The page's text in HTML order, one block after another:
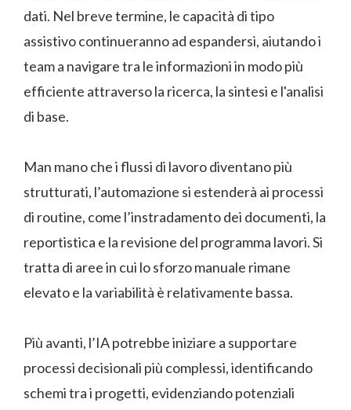
dati. Nel breve termine, le capacità di tipo
assistivo continueranno ad espandersi, aiutando i
team a navigare tra le informazioni in modo più
efficiente attraverso la ricerca, la sintesi e l'analisi
di base.
Man mano che i flussi di lavoro diventano più
strutturati, l’automazione si estenderà ai processi
di routine, come l’instradamento dei documenti, la
reportistica e la revisione del programma lavori. Si
tratta di aree in cui lo sforzo manuale rimane
elevato e la variabilità è relativamente bassa.
Più avanti, l’IA potrebbe iniziare a supportare
processi decisionali più complessi, identificando
schemi tra i progetti, evidenziando potenziali